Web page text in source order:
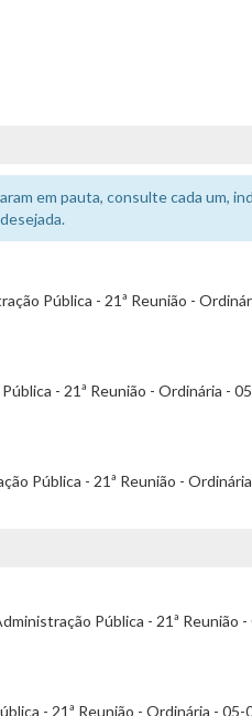
em pauta, consulte cada um,
Pública - 21ª Reunião -
- 21ª Reunião - Ordinária -
Pública - 21ª Reunião -
Pública - 21ª Reunião
- 21ª Reunião - Ordinária -